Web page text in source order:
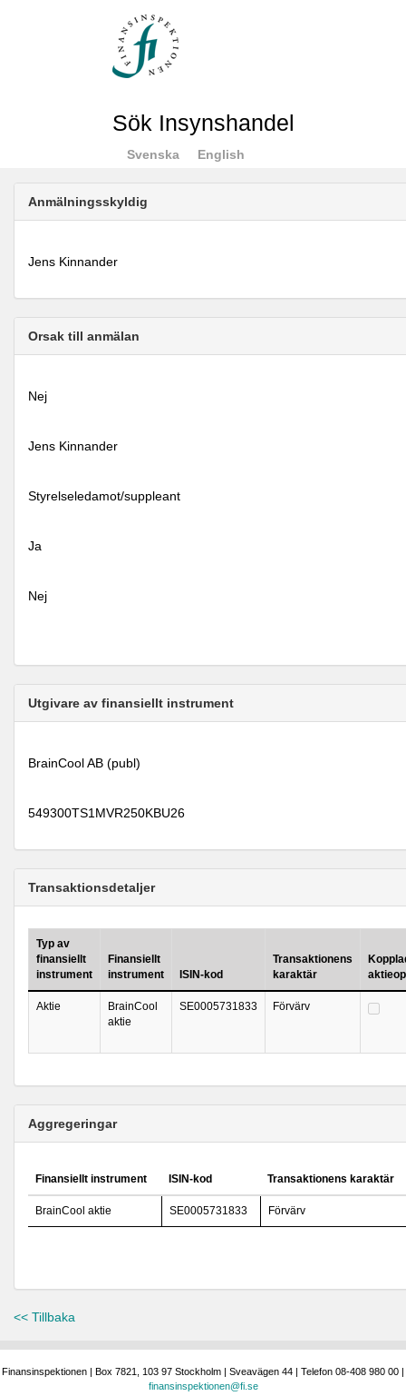
Sök Insynshandel
Svenska English
Anmälningsskyldig
Jens Kinnander
Orsak till anmälan
Nej
Jens Kinnander
Styrelseledamot/suppleant
Ja
Nej
Utgivare av finansiellt instrument
BrainCool AB (publ)
549300TS1MVR250KBU26
Transaktionsdetaljer
Typ av
finansiellt
instrument
Finansiellt
instrument
ISIN-kod
Transaktionens
karaktär
Aktie
BrainCool
aktie
SE0005731833 Förvärv
Aggregeringar
Finansiellt instrument ISIN-kod Transaktionens karaktär
BrainCool aktie SE0005731833 Förvärv
<< Tillbaka
Finansinspektionen | Box 7821, 103 97 Stockholm | Sveavägen 44 | Telefon 08-408 980 00 |
finansinspektionen@fi.se